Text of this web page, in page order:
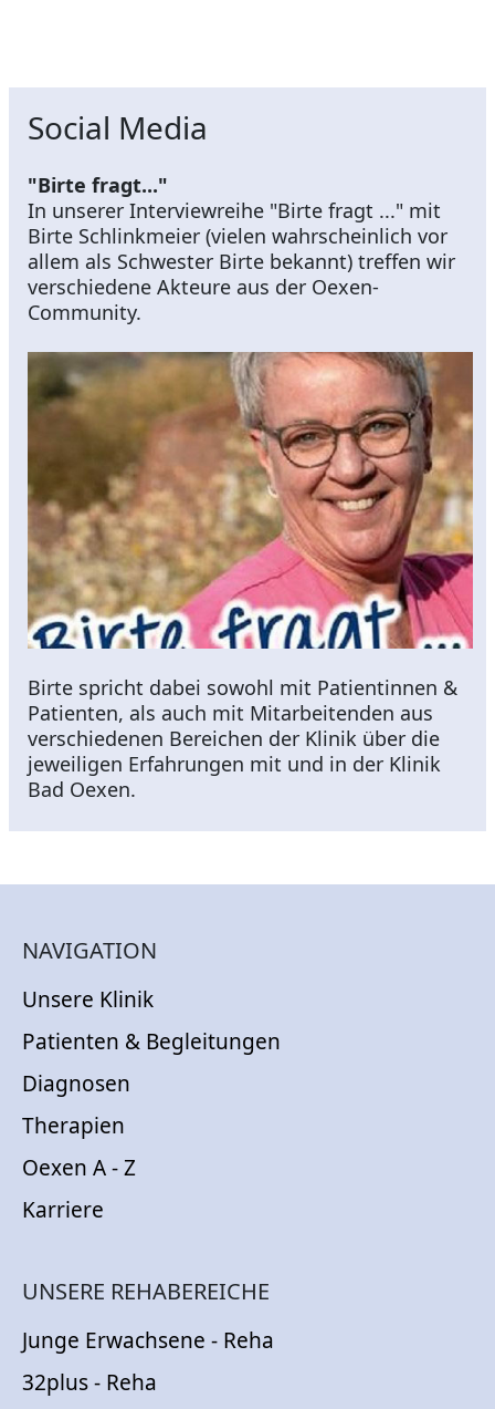
Social Media
"Birte fragt..."
In unserer Interviewreihe "Birte fragt ..." mit
Birte Schlinkmeier (vielen wahrscheinlich vor
allem als Schwester Birte bekannt) treffen wir
verschiedene Akteure aus der Oexen-
Community.
Birte spricht dabei sowohl mit Patientinnen &
Patienten, als auch mit Mitarbeitenden aus
verschiedenen Bereichen der Klinik über die
jeweiligen Erfahrungen mit und in der Klinik
Bad Oexen.
NAVIGATION
Unsere Klinik
Patienten & Begleitungen
Diagnosen
Therapien
Oexen A - Z
Karriere
UNSERE REHABEREICHE
Junge Erwachsene - Reha
32plus - Reha